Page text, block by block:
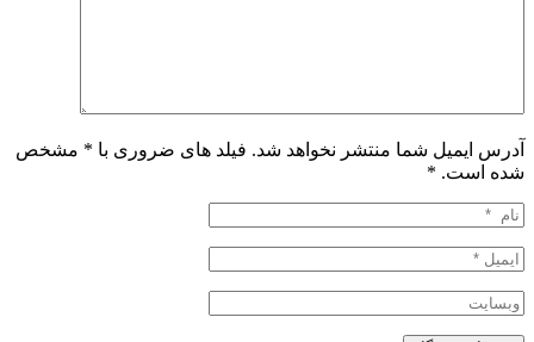
آدرس ایمیل شما منتشر نخواهد شد. فیلد های ضروری با * مشخص
شده است. *